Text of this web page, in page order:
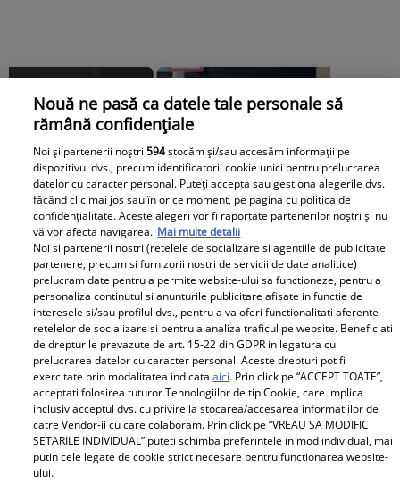
Andreea Popescu și fosta soacră, schimb
de replici. Ce i-a spus mama lui Rareș
Cojoc influenceriței: „Am găsit soluția”
Nouă ne pasă ca datele tale personale să
rămână confidențiale
Noi și partenerii noștri594stocăm și/sau accesăm informații pe
dispozitivul dvs., precum identificatorii cookie unici pentru prelucrarea
datelor cu caracter personal. Puteți accepta sau gestiona alegerile dvs.
făcând clic mai jos sau în orice moment, pe pagina cu politica de
confidențialitate. Aceste alegeri vor fi raportate partenerilor noștri și nu
vă vor afecta navigarea. Mai multe detalii
Noi si partenerii nostri (retelele de socializare si agentiile de publicitate
partenere, precum si furnizorii nostri de servicii de date analitice)
prelucram date pentru a permite website-ului sa functioneze, pentru a
personaliza continutul si anunturile publicitare afisate in functie de
interesele si/sau profilul dvs., pentru a va oferi functionalitati aferente
retelelor de socializare si pentru a analiza traficul pe website. Beneficiati
de drepturile prevazute de art. 15-22 din GDPR in legatura cu
prelucrarea datelor cu caracter personal. Aceste drepturi pot fi
exercitate prin modalitatea indicataaici. Prin click pe “ACCEPT TOATE”,
acceptati folosirea tuturor Tehnologiilor de tip Cookie, care implica
inclusiv acceptul dvs. cu privire la stocarea/accesarea informatiilor de
catre Vendor-ii cu care colaboram. Prin click pe “VREAU SA MODIFIC
SETARILE INDIVIDUAL” puteti schimba preferintele in mod individual, mai
putin cele legate de cookie strict necesare pentru functionarea website-
ului.